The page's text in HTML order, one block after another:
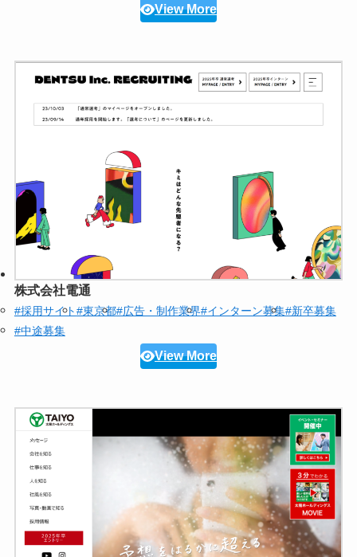
View More
株式会社電通
#採用サイト#東京都#広告・制作業界#インターン募集#新卒募集
#中途募集
View More